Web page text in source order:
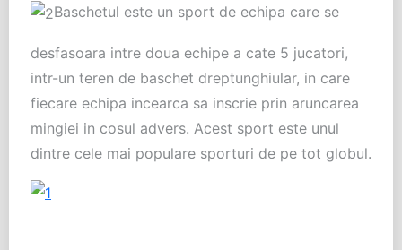
Baschetul este un sport de echipa care se
desfasoara intre doua echipe a cate 5 jucatori,
intr-un teren de baschet dreptunghiular, in care
fiecare echipa incearca sa inscrie prin aruncarea
mingiei in cosul advers. Acest sport este unul
dintre cele mai populare sporturi de pe tot globul.